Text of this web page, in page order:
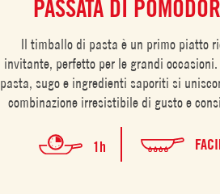
PASSATA DI
Il timballo di pasta è un primo piatto
invitante, perfetto per le grandi
pasta, sugo e ingredienti saporiti si
combinazione irresistibile di gusto e
1h